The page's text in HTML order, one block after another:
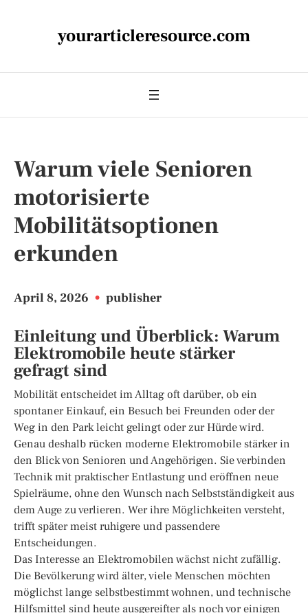
yourarticleresource.com
Warum viele Senioren
motorisierte
Mobilitätsoptionen
erkunden
April 8, 2026 • publisher
Einleitung und Überblick: Warum
Elektromobile heute stärker
gefragt sind
Mobilität entscheidet im Alltag oft darüber, ob ein
spontaner Einkauf, ein Besuch bei Freunden oder der
Weg in den Park leicht gelingt oder zur Hürde wird.
Genau deshalb rücken moderne Elektromobile stärker in
den Blick von Senioren und Angehörigen. Sie verbinden
Technik mit praktischer Entlastung und eröffnen neue
Spielräume, ohne den Wunsch nach Selbstständigkeit aus
dem Auge zu verlieren. Wer ihre Möglichkeiten versteht,
trifft später meist ruhigere und passendere
Entscheidungen.
Das Interesse an Elektromobilen wächst nicht zufällig.
Die Bevölkerung wird älter, viele Menschen möchten
möglichst lange selbstbestimmt wohnen, und technische
Hilfsmittel sind heute ausgereifter als noch vor einigen